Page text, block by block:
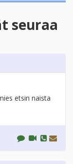
seuraa
etsin naista